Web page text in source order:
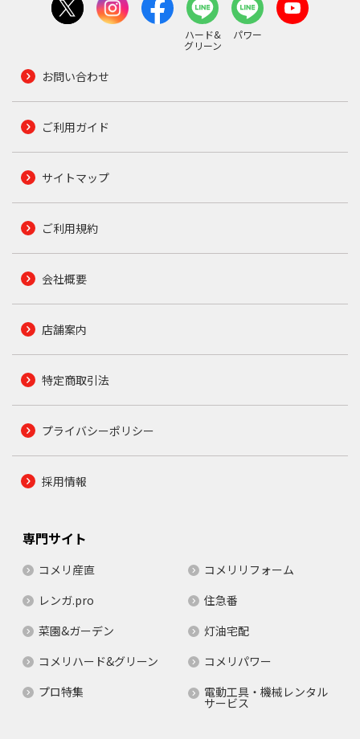
ハード&
グリーン
パワー
お問い合わせ
ご利用ガイド
サイトマップ
ご利用規約
会社概要
店舗案内
特定商取引法
プライバシーポリシー
採用情報
専門サイト
コメリ産直
コメリリフォーム
レンガ.pro
住急番
菜園&ガーデン
灯油宅配
コメリハード&グリーン
コメリパワー
プロ特集
電動工具・機械レンタル
サービス